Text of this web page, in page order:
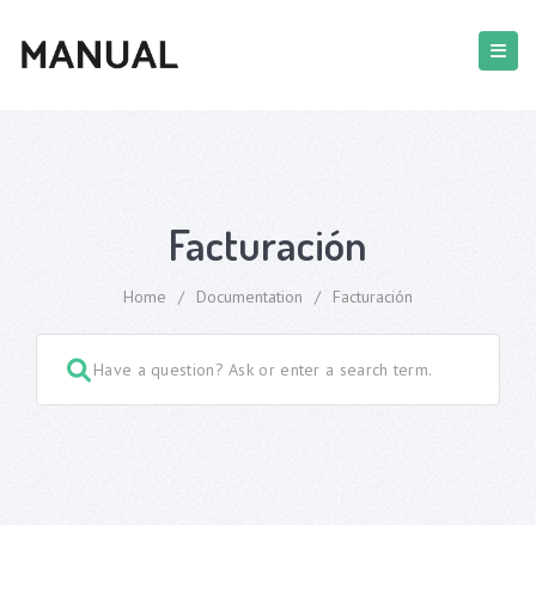
Facturación
Home / Documentation / Facturación